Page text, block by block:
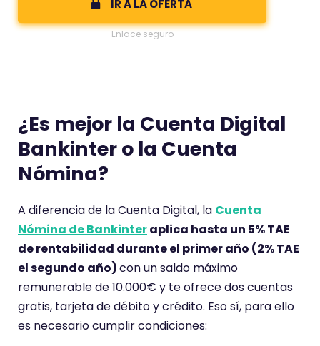
e
o
t
n
e
u
n
a
p
u
IR A LA OFERTA
Enlace seguro
¿Es mejor la Cuenta Digital
Bankinter o la Cuenta
Nómina?
A diferencia de la Cuenta Digital, la Cuenta
Nómina de Bankinteraplica hasta un 5% TAE
de rentabilidad durante el primer año (2% TAE
el segundo año)con un saldo máximo
remunerable de 10.000€ y te ofrece dos cuentas
gratis, tarjeta de débito y crédito. Eso sí, para ello
es necesario cumplir condiciones: